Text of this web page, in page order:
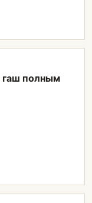
гаш полным